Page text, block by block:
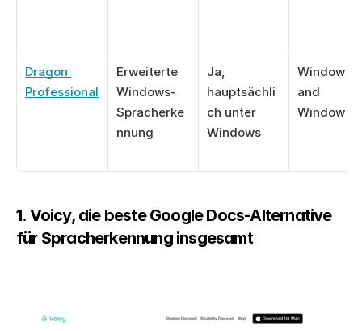
Dragon
Professional
Erweiterte
Windows-
Spracherke
nnung
Ja,
hauptsächli
ch unter
Windows
Windows
and
Windows
1. Voicy, die beste Google Docs-Alternative
für Spracherkennung insgesamt